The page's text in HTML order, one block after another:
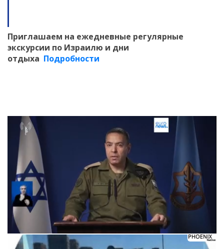
Приглашаем на ежедневные регулярные
экскурсии по Израилю и дни
отдыха Подробности
Следующее видео через 5 Отмена